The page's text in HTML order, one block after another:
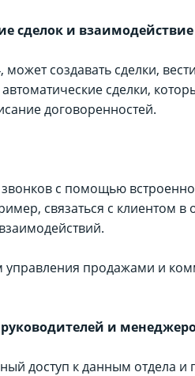
сделок и
может создавать сделки,
сделки,
договоренностей.
с помощью
связаться с клиентом в
управления продажами и
и
доступ к данным отдела